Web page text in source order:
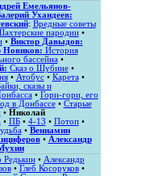
Емельянов-
Ухандеев:
: Вредные советы
пародии•
• Виктор Давыдов:
Новиков: История
бассейна•
Сказ о Шубине•
• Атобус• Карета•
сказы и
• Гори-гори, его
в Донбассе• Старые
• Николай
• ПБ• 4-13 • Потоп•
• Вениамин
• Александр
Редькин• Александр
• Глеб Косоруков•